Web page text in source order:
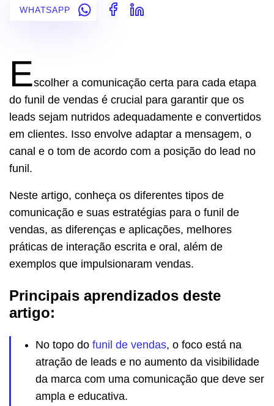
WHATSAPP
Escolher a comunicação certa para cada etapa
do funil de vendas é crucial para garantir que os
leads sejam nutridos adequadamente e convertidos
em clientes. Isso envolve adaptar a mensagem, o
canal e o tom de acordo com a posição do lead no
funil.
Neste artigo, conheça os diferentes tipos de
comunicação e suas estratégias para o funil de
vendas, as diferenças e aplicações, melhores
práticas de interação escrita e oral, além de
exemplos que impulsionaram vendas.
Principais aprendizados deste
artigo:
No topo do funil de vendas, o foco está na
atração de leads e no aumento da visibilidade
da marca com uma comunicação que deve ser
ampla e educativa.